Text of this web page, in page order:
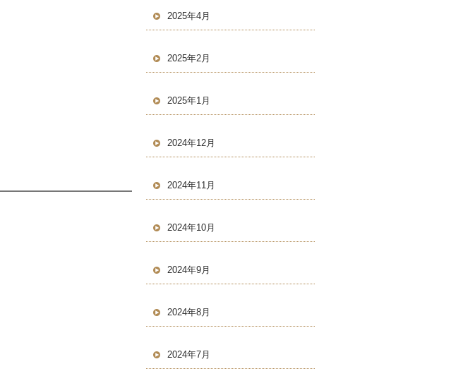
2025年4月
2025年2月
2025年1月
2024年12月
2024年11月
2024年10月
2024年9月
2024年8月
2024年7月